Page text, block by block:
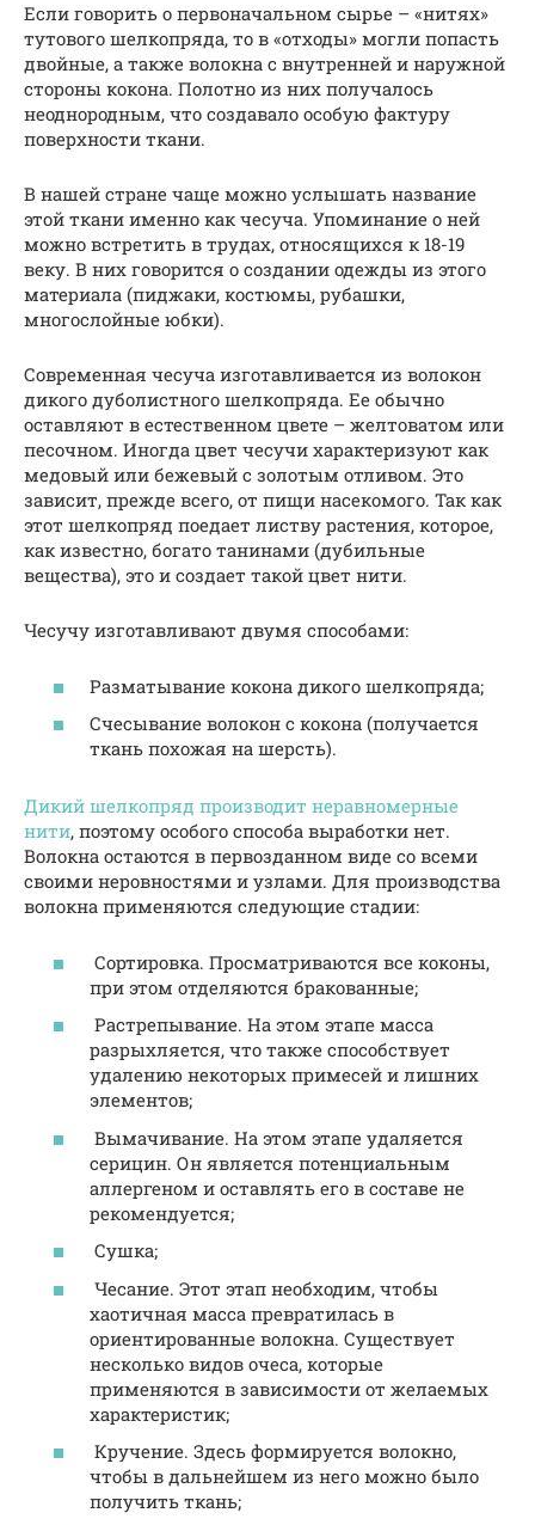
Если говорить о первоначальном сырье – «нитях»
тутового шелкопряда, то в «отходы» могли попасть
двойные, а также волокна с внутренней и наружной
стороны кокона. Полотно из них получалось
неоднородным, что создавало особую фактуру
поверхности ткани.
В нашей стране чаще можно услышать название
этой ткани именно как чесуча. Упоминание о ней
можно встретить в трудах, относящихся к 18-19
веку. В них говорится о создании одежды из этого
материала (пиджаки, костюмы, рубашки,
многослойные юбки).
Современная чесуча изготавливается из волокон
дикого дуболистного шелкопряда. Ее обычно
оставляют в естественном цвете – желтоватом или
песочном. Иногда цвет чесучи характеризуют как
медовый или бежевый с золотым отливом. Это
зависит, прежде всего, от пищи насекомого. Так как
этот шелкопряд поедает листву растения, которое,
как известно, богато танинами (дубильные
вещества), это и создает такой цвет нити.
Чесучу изготавливают двумя способами:
Разматывание кокона дикого шелкопряда;
Счесывание волокон с кокона (получается
ткань похожая на шерсть).
Дикий шелкопряд производит неравномерные
нити, поэтому особого способа выработки нет.
Волокна остаются в первозданном виде со всеми
своими неровностями и узлами. Для производства
волокна применяются следующие стадии:
Сортировка. Просматриваются все коконы,
при этом отделяются бракованные;
Растрепывание. На этом этапе масса
разрыхляется, что также способствует
удалению некоторых примесей и лишних
элементов;
Вымачивание. На этом этапе удаляется
серицин. Он является потенциальным
аллергеном и оставлять его в составе не
рекомендуется;
Сушка;
Чесание. Этот этап необходим, чтобы
хаотичная масса превратилась в
ориентированные волокна. Существует
несколько видов очеса, которые
применяются в зависимости от желаемых
характеристик;
Кручение. Здесь формируется волокно,
чтобы в дальнейшем из него можно было
получить ткань;